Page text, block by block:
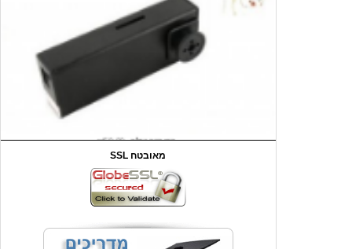
₪59.00
₪90.00 מחיר שוק
₪49.00 המחיר כולל משלוח :
כיסוי אחורי לאייפון 4/4S
SSL מאובטח